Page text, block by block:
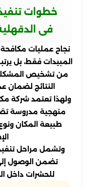
خطوات
فى
نجاح عمليات
المبيدات فقط، بل
من تشخيص
النتائج لضمان
ولهذا تعتمد شركة
منهجية مدروسة
طبيعة المكان
وتشمل مراحل
تضمن الوصول
للحشرات داخل